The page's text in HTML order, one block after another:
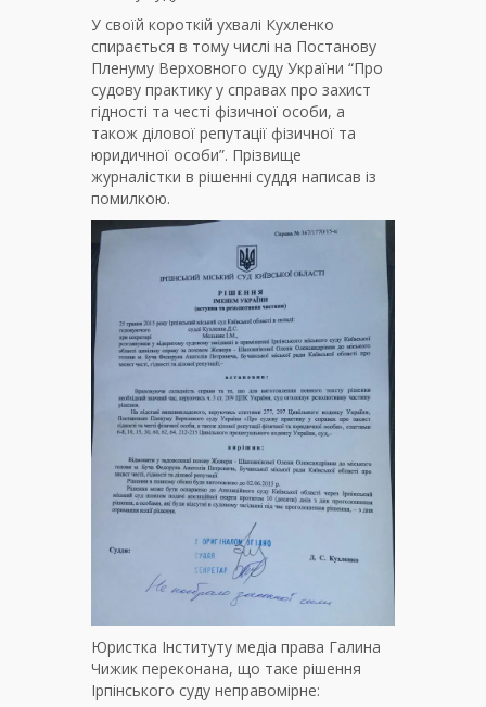
У своїй короткій ухвалі Кухленко
спирається в тому числі на Постанову
Пленуму Верховного суду України “Про
судову практику у справах про захист
гідності та честі фізичної особи, а
також ділової репутації фізичної та
юридичної особи”. Прізвище
журналістки в рішенні суддя написав із
помилкою.
Юристка Інституту медіа права Галина
Чижик переконана, що таке рішення
Ірпінського суду неправомірне: